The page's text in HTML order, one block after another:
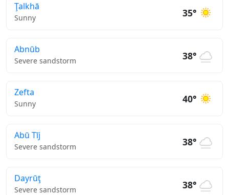
Ţalkhā
Sunny 35°
Abnūb
Severe sandstorm 38°
Zefta
Sunny 40°
Abū Tīj
Severe sandstorm 38°
Dayrūţ
Severe sandstorm 38°